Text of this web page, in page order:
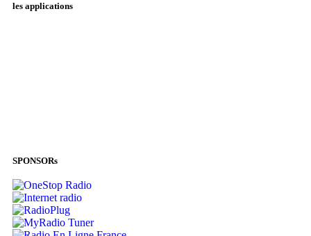
les applications
SPONSORs